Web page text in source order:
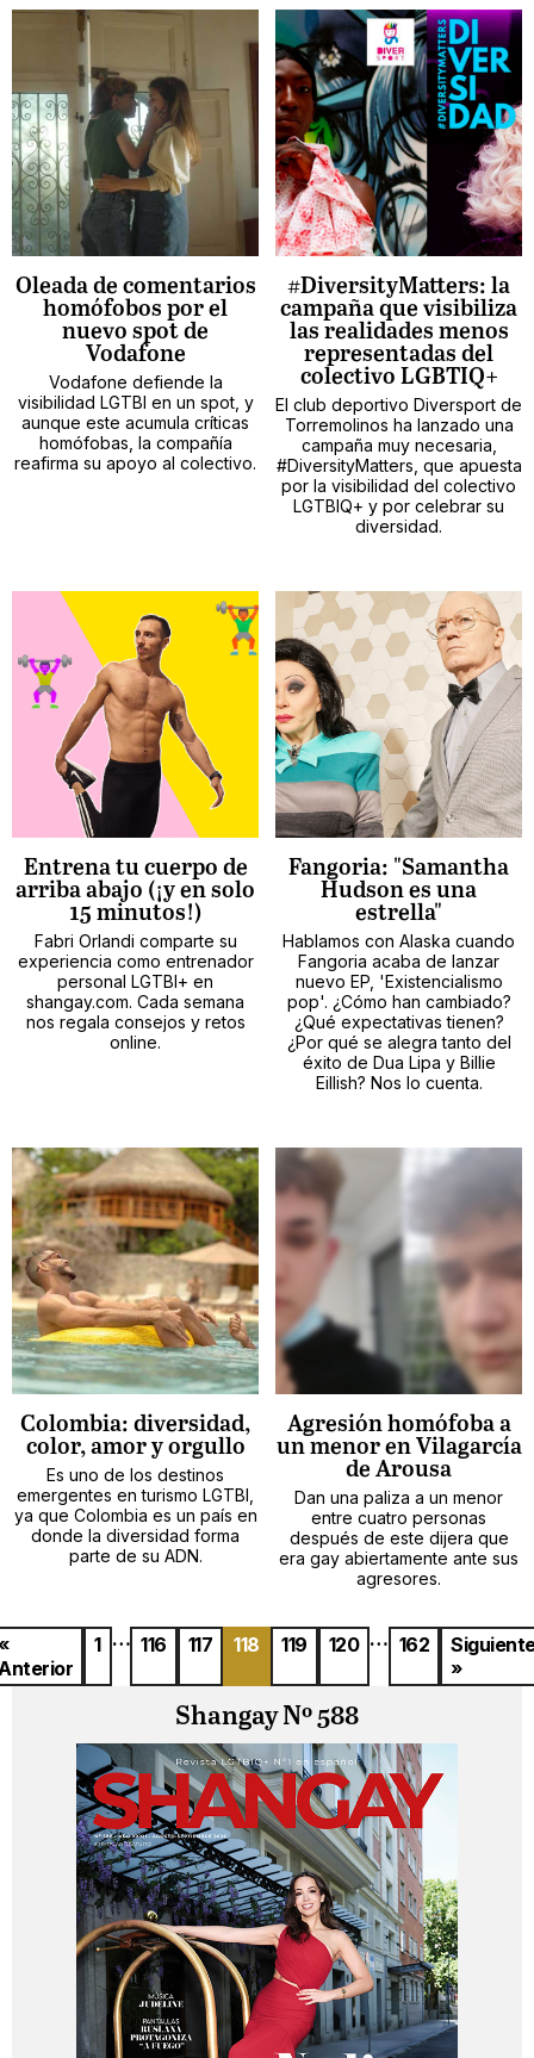
Oleada de comentarios
homófobos por el
nuevo spot de
Vodafone
Vodafone defiende la
visibilidad LGTBI en un spot, y
aunque este acumula críticas
homófobas, la compañía
reafirma su apoyo al colectivo.
#DiversityMatters: la
campaña que visibiliza
las realidades menos
representadas del
colectivo LGBTIQ+
El club deportivo Diversport de
Torremolinos ha lanzado una
campaña muy necesaria,
#DiversityMatters, que apuesta
por la visibilidad del colectivo
LGTBIQ+ y por celebrar su
diversidad.
Entrena tu cuerpo de
arriba abajo (¡y en solo
15 minutos!)
Fabri Orlandi comparte su
experiencia como entrenador
personal LGTBI+ en
shangay.com. Cada semana
nos regala consejos y retos
online.
Fangoria: "Samantha
Hudson es una
estrella"
Hablamos con Alaska cuando
Fangoria acaba de lanzar
nuevo EP, 'Existencialismo
pop'. ¿Cómo han cambiado?
¿Qué expectativas tienen?
¿Por qué se alegra tanto del
éxito de Dua Lipa y Billie
Eillish? Nos lo cuenta.
Colombia: diversidad,
color, amor y orgullo
Es uno de los destinos
emergentes en turismo LGTBI,
ya que Colombia es un país en
donde la diversidad forma
parte de su ADN.
Agresión homófoba a
un menor en Vilagarcía
de Arousa
Dan una paliza a un menor
entre cuatro personas
después de este dijera que
era gay abiertamente ante sus
agresores.
1 … 116 117 118 119 120 … 162
»
Shangay Nº 588